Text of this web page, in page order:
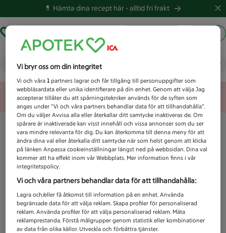
💊 Hämta dina recept här -alltid fri frakt
Vad letar du efter idag?
Unknown error
Vi bryr oss om din integritet
Vi och våra1 partners lagrar och får tillgång till personuppgifter som
webbläsardata eller unika identifierare på din enhet. Genom att välja Jag
accepterar tillåter du att spårningstekniker används för de syften som
anges under ”Vi och våra partners behandlar data för att tillhandahålla”.
Om du väljer Avvisa alla eller återkallar ditt samtycke inaktiveras de. Om
spårare är inaktiverade kan visst innehåll och vissa annonser som du ser
vara mindre relevanta för dig. Du kan återkomma till denna meny för att
ändra dina val eller återkalla ditt samtycke när som helst genom att klicka
på länken Anpassa cookieinställningar längst ned på webbsidan. Dina val
kommer att ha effekt inom vår Webbplats. Mer information finns i vår
integritetspolicy.
Vi och våra partners behandlar data för att tillhandahålla:
Lagra och/eller få åtkomst till information på en enhet. Använda
begränsade data för att välja reklam. Skapa profiler för personaliserad
reklam. Använda profiler för att välja personaliserad reklam. Mäta
reklamprestanda. Förstå målgrupper genom statistik eller kombinationer
av data från olika källor. Utveckla och förbättra tjänster.